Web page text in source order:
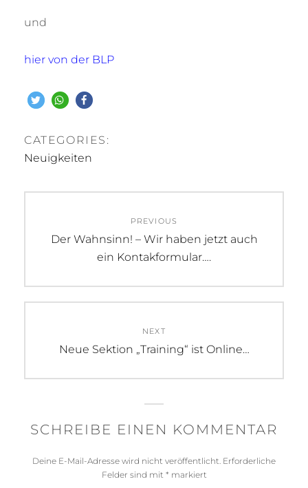
und
hier von der BLP
CATEGORIES:
Neuigkeiten
PREVIOUS
Previous
Der Wahnsinn! – Wir haben jetzt auch
ein Kontakformular….
NEXT
Next
Neue Sektion „Training“ ist Online…
SCHREIBE EINEN KOMMENTAR
Deine E-Mail-Adresse wird nicht veröffentlicht. Erforderliche
Felder sind mit * markiert